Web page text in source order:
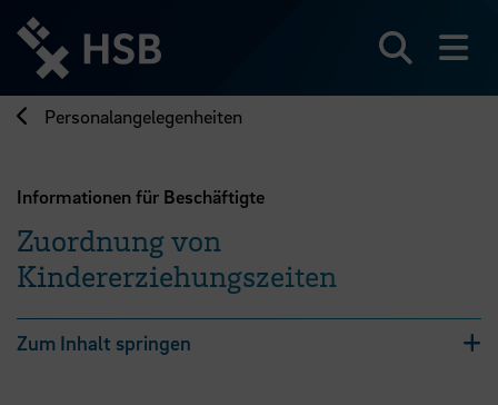
zum
Seiteninhalt
springen
Personalangelegenheiten
Informationen für Beschäftigte
Zuordnung von
Kindererziehungszeiten
Zum Inhalt springen